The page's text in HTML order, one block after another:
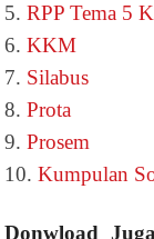
5.RPP Tema 5
6.KKM
7. Silabus
8.Prota
9.Prosem
10.Kumpulan
Donwload